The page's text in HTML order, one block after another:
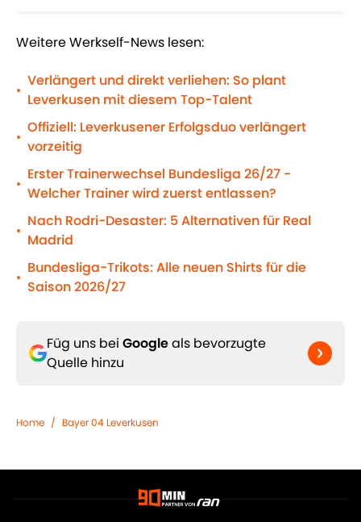
Weitere Werkself-News lesen:
•
Verlängert und direkt verliehen: So plant
Leverkusen mit diesem Top-Talent
•
Offiziell: Leverkusener Erfolgsduo verlängert
vorzeitig
•
Erster Trainerwechsel Bundesliga 26/27 -
Welcher Trainer wird zuerst entlassen?
•
Nach Rodri-Desaster: 5 Alternativen für Real
Madrid
•
Bundesliga-Trikots: Alle neuen Shirts für die
Saison 2026/27
Füg uns bei Googleals bevorzugte
Quelle hinzu
Home / Bayer 04 Leverkusen